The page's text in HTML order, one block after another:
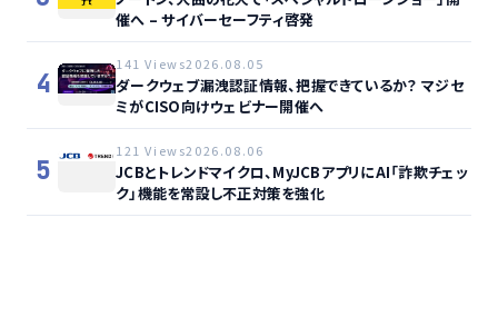
催へ – サイバーセーフティ啓発
4
141 Views2026.08.05
ダークウェブ漏洩認証情報、把握できているか？ マジセ
ミがCISO向けウェビナー開催へ
5
121 Views2026.08.06
JCBとトレンドマイクロ、MyJCBアプリにAI「詐欺チェッ
ク」機能を常設し不正対策を強化